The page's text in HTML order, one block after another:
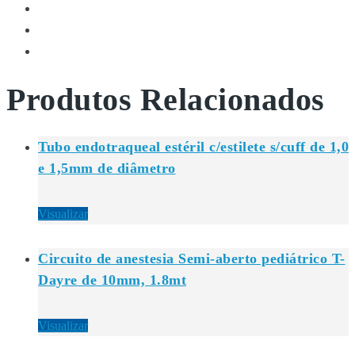
Produtos Relacionados
Tubo endotraqueal estéril c/estilete s/cuff de 1,0
e 1,5mm de diâmetro
Visualizar
Circuito de anestesia Semi-aberto pediátrico T-
Dayre de 10mm, 1.8mt
Visualizar